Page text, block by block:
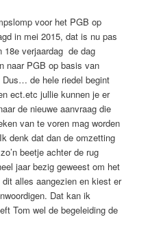
voor het PGB op
in mei 2015, dat is nu pas
18e verjaardag de dag
naar PGB op basis van
de hele riedel begint
ect.etc jullie kunnen je er
de nieuwe aanvraag die
van te voren mag worden
denk dat dan de omzetting
beetje achter de rug
jaar bezig geweest om het
alles aangezien en kiest er
Dat kan ik
Tom wel de begeleiding de